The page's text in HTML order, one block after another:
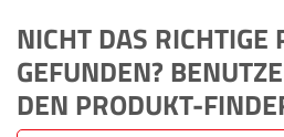
NICHT DAS RICHTIGE
GEFUNDEN?
DEN PRODUKT-